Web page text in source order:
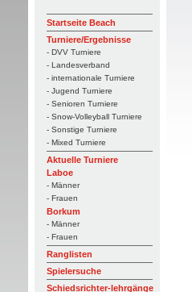
Startseite Beach
Turniere/Ergebnisse
- DVV Turniere
- Landesverband
- internationale Turniere
- Jugend Turniere
- Senioren Turniere
- Snow-Volleyball Turniere
- Sonstige Turniere
- Mixed Turniere
Aktuelle Turniere
Laboe
- Männer
- Frauen
Borkum
- Männer
- Frauen
Ranglisten
Spielersuche
Schiedsrichter-lehrgänge